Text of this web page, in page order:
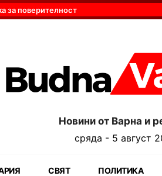
за поверителност
Новини от Варна и
сряда - 5 август
СВЯТ ПОЛИТИКА